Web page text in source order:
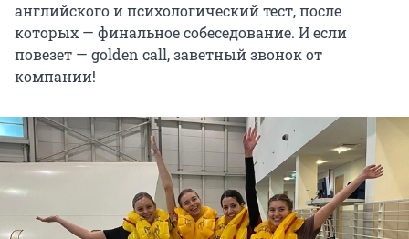
английского и психологический тест, после
которых — финальное собеседование. И если
повезет — golden call, заветный звонок от
компании!